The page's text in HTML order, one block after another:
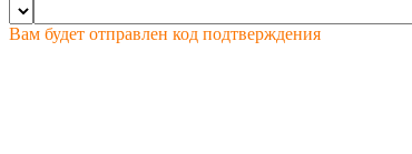
Вам будет отправлен код подтверждения